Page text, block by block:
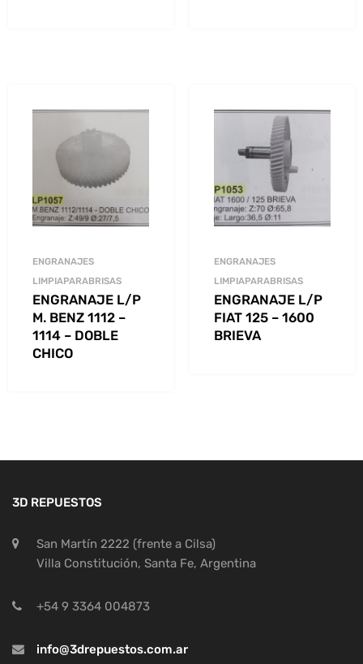
ENGRANAJES
LIMPIAPARABRISAS
ENGRANAJE L/P
M. BENZ 1112 –
1114 – DOBLE
CHICO
ENGRANAJES
LIMPIAPARABRISAS
ENGRANAJE L/P
FIAT 125 – 1600
BRIEVA
3D REPUESTOS
San Martín 2222 (frente a Cilsa)
Villa Constitución, Santa Fe, Argentina
+54 9 3364 004873
info@3drepuestos.com.ar